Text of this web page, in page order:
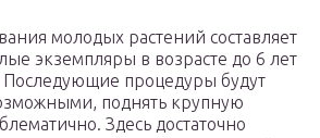
молодых растений составляет
экземпляры в возрасте до 6 лет
Последующие процедуры будут
поднять крупную
Здесь достаточно